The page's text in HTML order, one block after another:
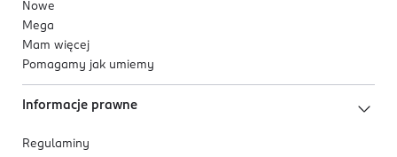
Nowe
Mega
Mam więcej
Pomagamy jak umiemy
Informacje prawne
Regulaminy